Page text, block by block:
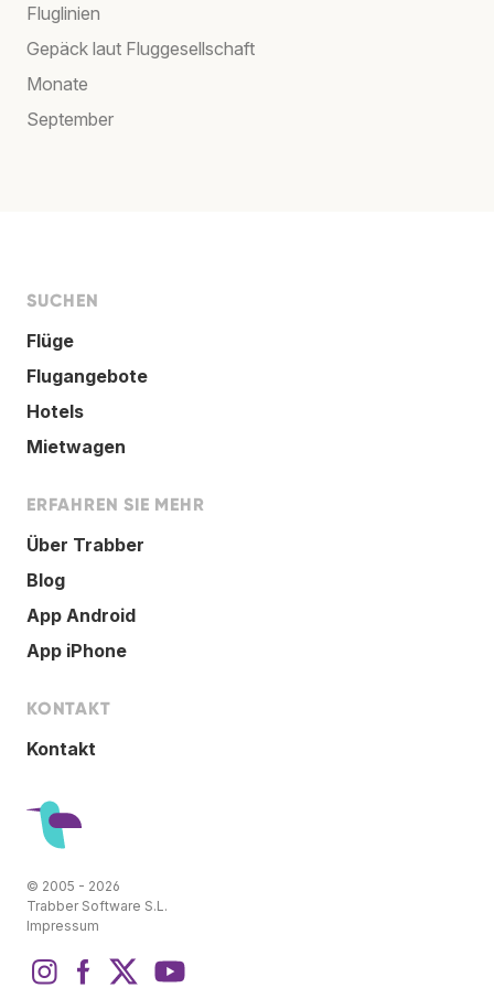
Fluglinien
Gepäck laut Fluggesellschaft
Monate
September
SUCHEN
Flüge
Flugangebote
Hotels
Mietwagen
ERFAHREN SIE MEHR
Über Trabber
Blog
App Android
App iPhone
KONTAKT
Kontakt
© 2005 - 2026
Trabber Software S.L.
Impressum